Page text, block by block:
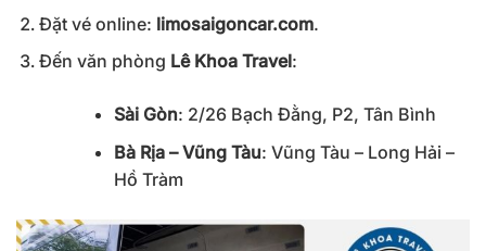
Đặt vé online: limosaigoncar.com.
Đến văn phòng Lê Khoa Travel:
Sài Gòn: 2/26 Bạch Đằng, P2, Tân Bình
Bà Rịa – Vũng Tàu: Vũng Tàu – Long Hải –
Hồ Tràm